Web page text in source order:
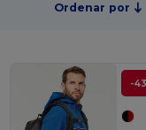
Ordenar por
-